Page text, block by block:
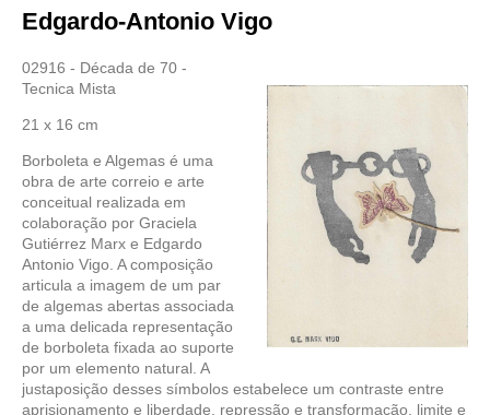
Edgardo-Antonio Vigo
02916 - Década de 70 -
Tecnica Mista
21 x 16 cm
Borboleta e Algemas é uma
obra de arte correio e arte
conceitual realizada em
colaboração por Graciela
Gutiérrez Marx e Edgardo
Antonio Vigo. A composição
articula a imagem de um par
de algemas abertas associada
a uma delicada representação
de borboleta fixada ao suporte
por um elemento natural. A
justaposição desses símbolos estabelece um contraste entre
aprisionamento e liberdade, repressão e transformação, limite e